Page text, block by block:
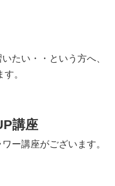
たい・・という方へ、
。
講座
ー講座がございます。